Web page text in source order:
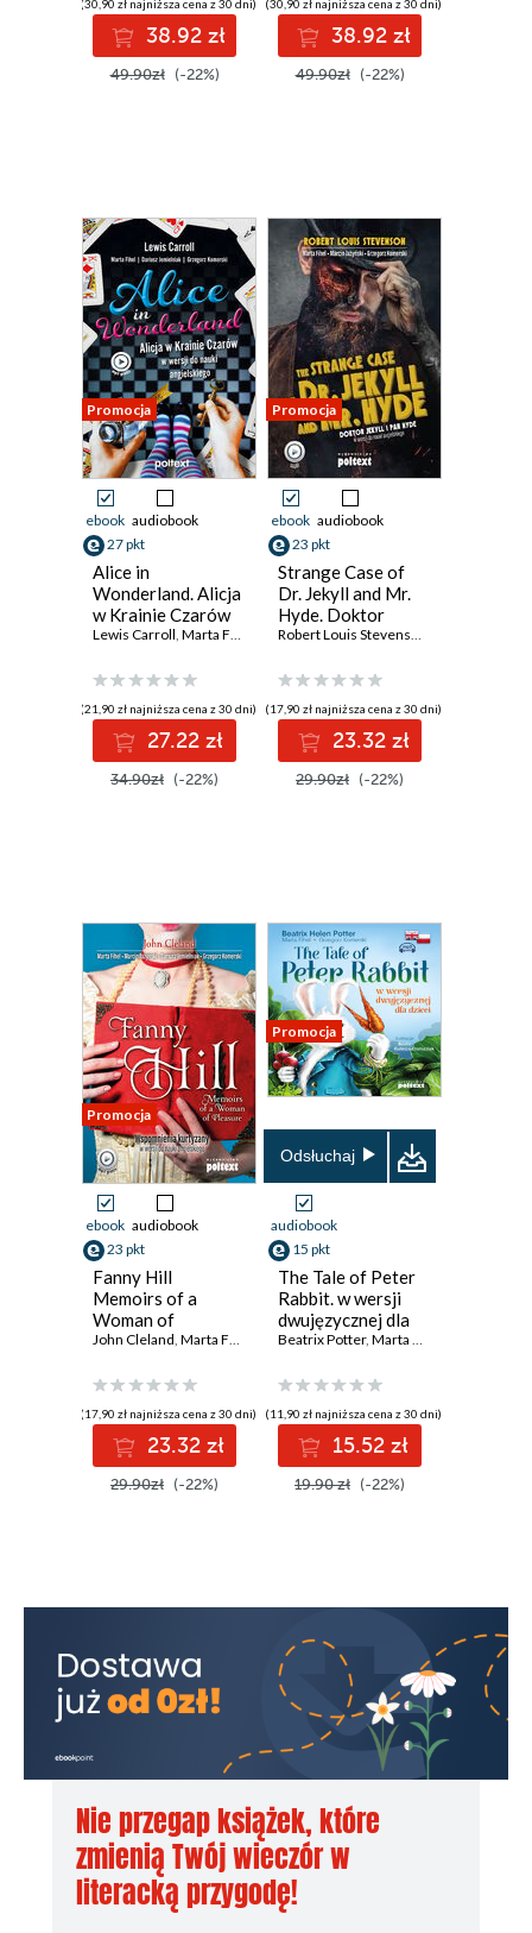
(30,90 zł najniższa cena z 30 dni)
38.92 zł
49.90zł (-22%)
(30,90 zł najniższa cena z 30 dni)
38.92 zł
49.90zł (-22%)
Promocja
ebook audiobook
27 pkt
Alice in
Wonderland. Alicja
w Krainie Czarów
w wersji do nauki
Lewis Carroll, Marta Fihel Dariusz Jemielniak,Grzegorz Komerski
(21,90 zł najniższa cena z 30 dni)
27.22 zł
34.90zł (-22%)
Promocja
ebook audiobook
23 pkt
Strange Case of
Dr. Jekyll and Mr.
Hyde. Doktor
Jekyll i Pan Hyde w
angielskiego
Robert Louis Stevenson
(17,90 zł najniższa cena z 30 dni)
23.32 zł
29.90zł (-22%)
Promocja
ebook audiobook
23 pkt
Fanny Hill
Memoirs of a
Woman of
Pleasure.
kurtyzany w wersji
do nauki
angielskiego
John Cleland, Marta Fihel Marcin Jażyński,Dariusz Jemielniak
(17,90 zł najniższa cena z 30 dni)
23.32 zł
29.90zł (-22%)
Promocja
Odsłuchaj
audiobook
15 pkt
The Tale of Peter
Rabbit. w wersji
dwujęzycznej dla
dzieci
Beatrix Potter, Marta Fihel
(11,90 zł najniższa cena z 30 dni)
15.52 zł
19.90 zł (-22%)
Nie przegap książek, które
zmienią Twój wieczór w
literacką przygodę!